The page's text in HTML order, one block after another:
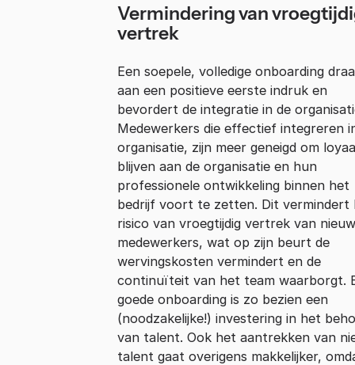
Vermindering van
vertrek
Een soepele, volledige onboarding
aan een positieve eerste indruk en
bevordert de integratie in de
Medewerkers die effectief integreren
organisatie, zijn meer geneigd om
blijven aan de organisatie en hun
professionele ontwikkeling binnen het
bedrijf voort te zetten. Dit vermindert
risico van vroegtijdig vertrek van
medewerkers, wat op zijn beurt de
wervingskosten vermindert en de
continuïteit van het team waarborgt.
goede onboarding is zo bezien een
(noodzakelijke!) investering in het
van talent. Ook het aantrekken van
talent gaat overigens makkelijker,